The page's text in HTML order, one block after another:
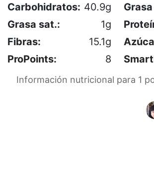
Carbohidratos: 40.9g
Grasa sat.:
1g
Fibras:
15.1g
ProPoints:
8
Información nutricional para 1